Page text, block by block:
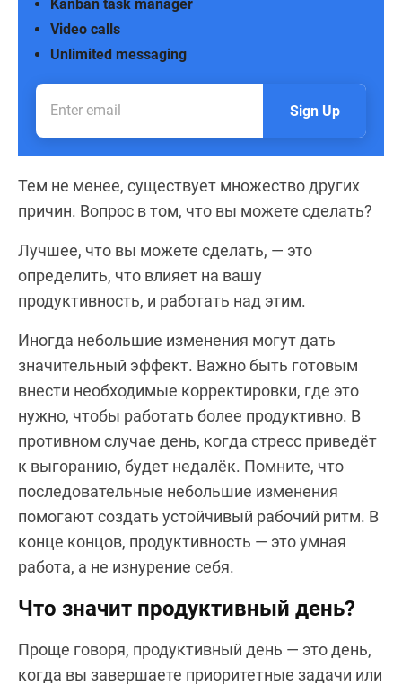
Unlimited messaging
Video calls
Kanban task manager
Sign Up
Тем не менее, существует множество других
причин. Вопрос в том, что вы можете сделать?
Лучшее, что вы можете сделать, — это
определить, что влияет на вашу
продуктивность, и работать над этим.
Иногда небольшие изменения могут дать
значительный эффект. Важно быть готовым
внести необходимые корректировки, где это
нужно, чтобы работать более продуктивно. В
противном случае день, когда стресс приведёт
к выгоранию, будет недалёк. Помните, что
последовательные небольшие изменения
помогают создать устойчивый рабочий ритм. В
конце концов, продуктивность — это умная
работа, а не изнурение себя.
Что значит продуктивный день?
Проще говоря, продуктивный день — это день,
когда вы завершаете приоритетные задачи или